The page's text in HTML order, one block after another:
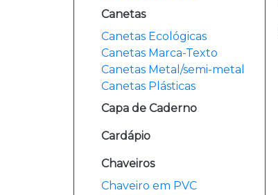
Canetas
Canetas Ecológicas
Canetas Marca-Texto
Canetas Metal/semi-metal
Canetas Plásticas
Capa de Caderno
Cardápio
Chaveiros
Chaveiro em PVC